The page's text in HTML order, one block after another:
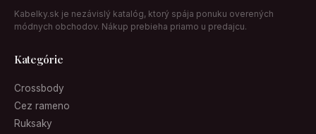
Kabelky.sk je nezávislý katalóg, ktorý spája ponuku overených
módnych obchodov. Nákup prebieha priamo u predajcu.
Kategórie
Crossbody
Cez rameno
Ruksaky